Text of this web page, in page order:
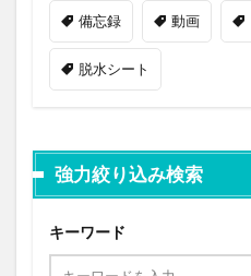
備忘録 動画
脱水シート
強力絞り込み検索
キーワード